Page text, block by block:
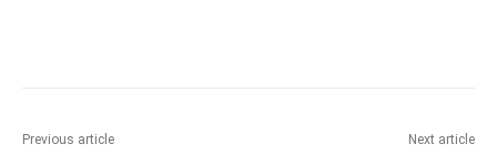
Previous article Next article